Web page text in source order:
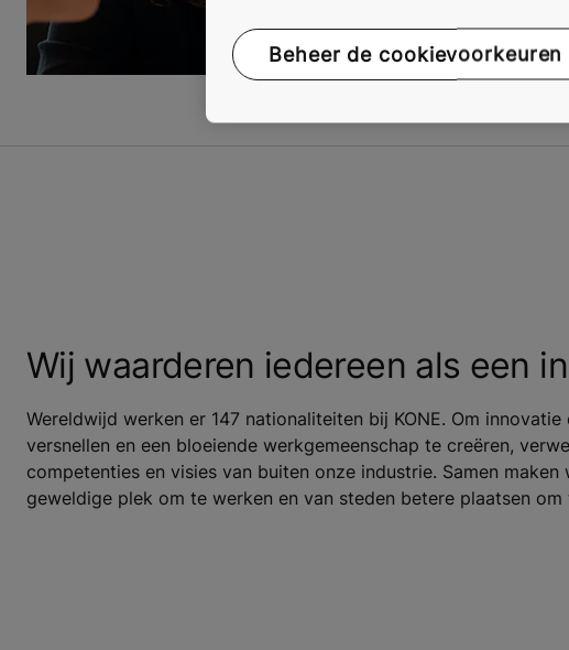
Wij waarderen iedereen als een
Wereldwijd werken er 147 nationaliteiten bij KONE. Om
versnellen en een bloeiende werkgemeenschap te creëren,
competenties en visies van buiten onze industrie. Samen maken
geweldige plek om te werken en van steden betere plaatsen om
Beheer de cookievoorkeuren